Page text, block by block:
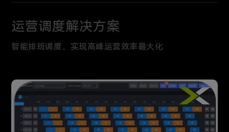
运营调度解决方案
智能排班调度，实现高峰运营效率最大化